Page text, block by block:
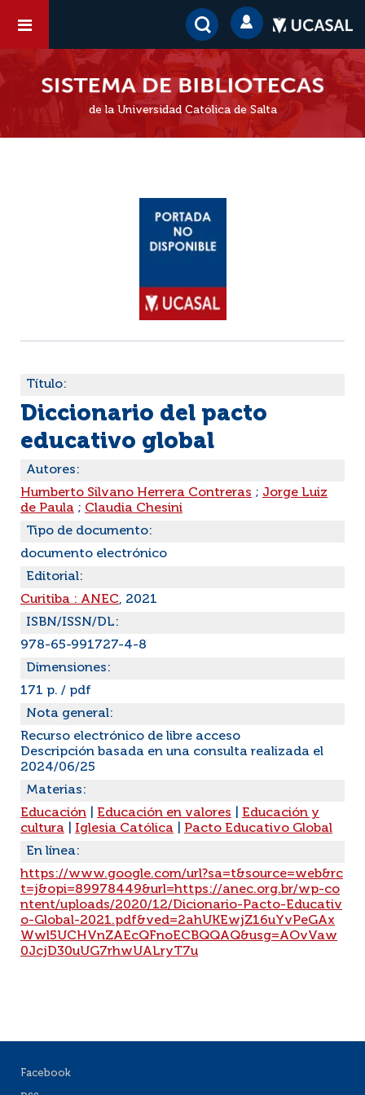
de la Universidad Católica de Salta
Título:
Diccionario del pacto
educativo global
Autores:
Humberto Silvano Herrera Contreras ; Jorge Luiz
de Paula ; Claudia Chesini
Tipo de documento:
documento electrónico
Editorial:
Curitiba : ANEC, 2021
ISBN/ISSN/DL:
978-65-991727-4-8
Dimensiones:
171 p. / pdf
Nota general:
Recurso electrónico de libre acceso
Descripción basada en una consulta realizada el
2024/06/25
Materias:
Educación
Educación en valores
Educación y
cultura
Iglesia Católica
Pacto Educativo Global
En línea:
https://www.google.com/url?sa=t&source=web&rc
t=j&opi=89978449&url=https://anec.org.br/wp-co
ntent/uploads/2020/12/Dicionario-Pacto-Educativ
o-Global-2021.pdf&ved=2ahUKEwjZ16uYvPeGAx
Wwl5UCHVnZAEcQFnoECBQQAQ&usg=AOvVaw
0JcjD30uUG7rhwUALryT7u
Facebook